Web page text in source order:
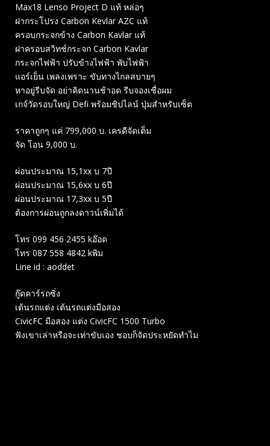
Max18 Lenso Project D แท้ หล่อๆ
ฝากระโปรง Carbon Kevlar AZC แท้
ครอบกระจกข้าง Carbon Kavlar แท้
ฝาครอบสวิทช์กระจก Carbon Kavlar
กระจกไฟฟ้า ปรับข้างไฟฟ้า พับไฟฟ้า
แอร์เย็น เพลงเพราะ ขับทางไกลสบายๆ
หาอยู่รีบจัด อย่าคิดนานช้าอด รีบจองเชื่อผม
เกจ์วัดรอบใหญ่ Defi พร้อมชิปไลน์ ปุ่มสำหรับเซ็ต
ราคาถูกๆ แค่ 799,000 บ. เครดีจัดเต็ม
จัด โอน 9,000 บ.
ผ่อนประมาณ 15,1xx บ 7ปี
ผ่อนประมาณ 15,6xx บ 6ปี
ผ่อนประมาณ 17,3xx บ 5ปี
ต้องการผ่อนถูกลงดาวน์เพิ่มได้
โทร 099 456 2455 kอ๊อด
โทร 087 558 4842 kพิม
Line id : aoddet
กู๊ดคาร์รถซิ่ง
เต้นรถแต่ง เต้นรถแต่งมือสอง
CivicFC มือสอง แต่ง CivicFC 1500 Turbo
ฟังเขาเล่าหรือจะเท่าขับเอง ชอบก็จัดประหยัดทำไม